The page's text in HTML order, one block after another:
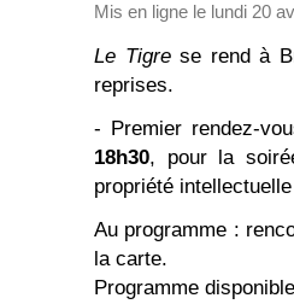
Mis en ligne le lundi 20
Le Tigrese rend à
reprises.
- Premier rendez-
18h30, pour la
propriété
Au programme :
la carte.
Programme disponible